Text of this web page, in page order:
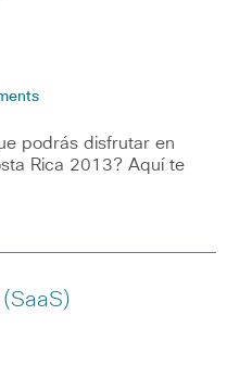
podrás disfrutar en
Rica 2013? Aquí te